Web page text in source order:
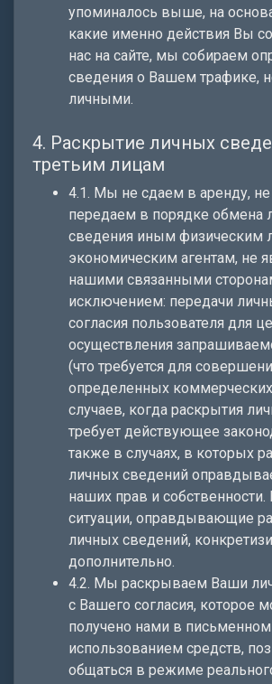
упоминалось выше, на
какие именно действия Вы
нас на сайте, мы собираем
сведения о Вашем трафике,
личными.
4. Раскрытие личных
третьим лицам
4.1. Мы не сдаем в аренду,
передаем в порядке обмена
сведения иным физическим
экономическим агентам, не
нашими связанными
исключением: передачи
согласия пользователя для
осуществления
(что требуется для
определенных
случаев, когда раскрытия
требует действующее
также в случаях, в которых
личных сведений
наших прав и
ситуации, оправдывающие
личных сведений,
дополнительно.
4.2. Мы раскрываем Ваши
с Вашего согласия, которое
получено нами в
использованием средств,
общаться в режиме